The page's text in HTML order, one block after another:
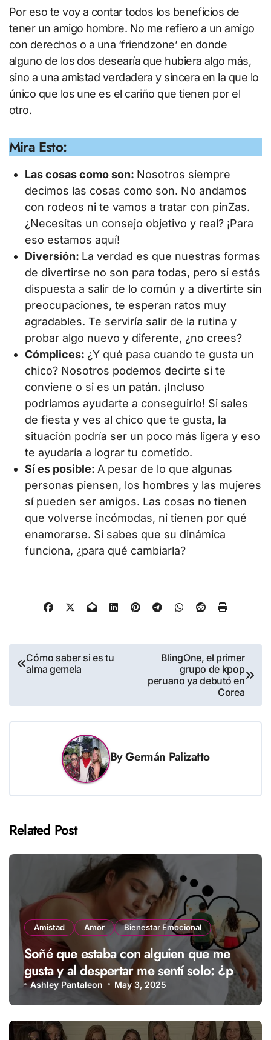
Por eso te voy a contar todos los beneficios de
tener un amigo hombre. No me refiero a un amigo
con derechos o a una ‘friendzone’ en donde
alguno de los dos desearía que hubiera algo más,
sino a una amistad verdadera y sincera en la que lo
único que los une es el cariño que tienen por el
otro.
Mira Esto:
Las cosas como son: Nosotros siempre
decimos las cosas como son. No andamos
con rodeos ni te vamos a tratar con pinZas.
¿Necesitas un consejo objetivo y real? ¡Para
eso estamos aquí!
Diversión: La verdad es que nuestras formas
de divertirse no son para todas, pero si estás
dispuesta a salir de lo común y a divertirte sin
preocupaciones, te esperan ratos muy
agradables. Te serviría salir de la rutina y
probar algo nuevo y diferente, ¿no crees?
Cómplices: ¿Y qué pasa cuando te gusta un
chico? Nosotros podemos decirte si te
conviene o si es un patán. ¡Incluso
podríamos ayudarte a conseguirlo! Si sales
de fiesta y ves al chico que te gusta, la
situación podría ser un poco más ligera y eso
te ayudaría a lograr tu cometido.
Sí es posible: A pesar de lo que algunas
personas piensen, los hombres y las mujeres
sí pueden ser amigos. Las cosas no tienen
que volverse incómodas, ni tienen por qué
enamorarse. Si sabes que su dinámica
funciona, ¿para qué cambiarla?
Navegación
Cómo saber si es tu
alma gemela
BlingOne, el primer
grupo de kpop
peruano ya debutó en
Corea
ByGermán Palizatto
Related Post
Amistad Amor Bienestar Emocional
Soñé que estaba con alguien que me
gusta y al despertar me sentí solo: ¿por
qué pasa esto?
Ashley Pantaleon May 3, 2025